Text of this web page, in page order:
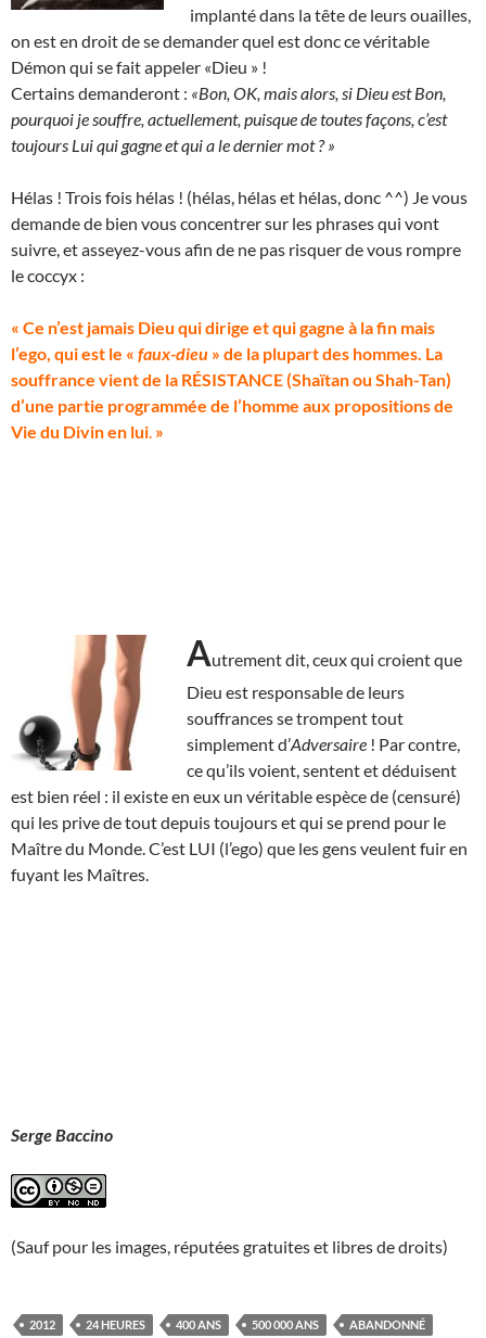
implanté dans la tête de leurs ouailles,
on est en droit de se demander quel est donc ce véritable
Démon qui se fait appeler «Dieu » !
Certains demanderont : «Bon, OK, mais alors, si Dieu est Bon,
pourquoi je souffre, actuellement, puisque de toutes façons, c’est
toujours Lui qui gagne et qui a le dernier mot ? »
Hélas ! Trois fois hélas ! (hélas, hélas et hélas, donc ^^) Je vous
demande de bien vous concentrer sur les phrases qui vont
suivre, et asseyez-vous afin de ne pas risquer de vous rompre
le coccyx :
« Ce n’est jamais Dieu qui dirige et qui gagne à la fin mais
l’ego, qui est le « faux-dieu » de la plupart des hommes. La
souffrance vient de la RÉSISTANCE (Shaïtan ou Shah-Tan)
d’une partie programmée de l’homme aux propositions de
Vie du Divin en lui »
Autrement dit, ceux qui croient que
Dieu est responsable de leurs
souffrances se trompent tout
simplement d’Adversaire ! Par contre,
ce qu’ils voient, sentent et déduisent
est bien réel : il existe en eux un véritable espèce de (censuré)
qui les prive de tout depuis toujours et qui se prend pour le
Maître du Monde. C’est LUI (l’ego) que les gens veulent fuir en
fuyant les Maîtres.
Serge Baccino
(Sauf pour les images, réputées gratuites et libres de droits)
2012 24 HEURES 400 ANS 500 000 ANS ABANDONNÉ